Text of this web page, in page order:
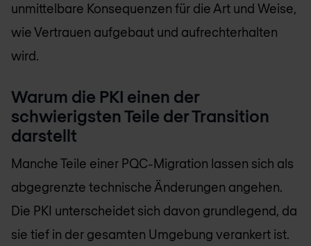
unmittelbare Konsequenzen für die Art und Weise,
wie Vertrauen aufgebaut und aufrechterhalten
wird.
Warum die PKI einen der
schwierigsten Teile der Transition
darstellt
Manche Teile einer PQC-Migration lassen sich als
abgegrenzte technische Änderungen angehen.
Die PKI unterscheidet sich davon grundlegend, da
sie tief in der gesamten Umgebung verankert ist.